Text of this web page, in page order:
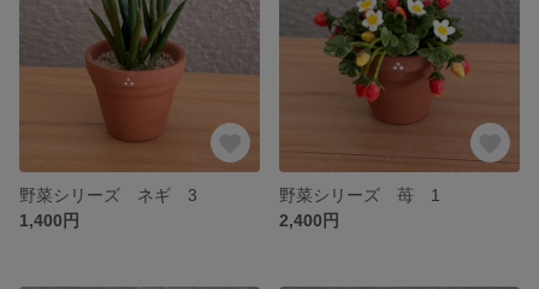
野菜シリーズ ネギ 3
1,400円
野菜シリーズ 苺 1
2,400円